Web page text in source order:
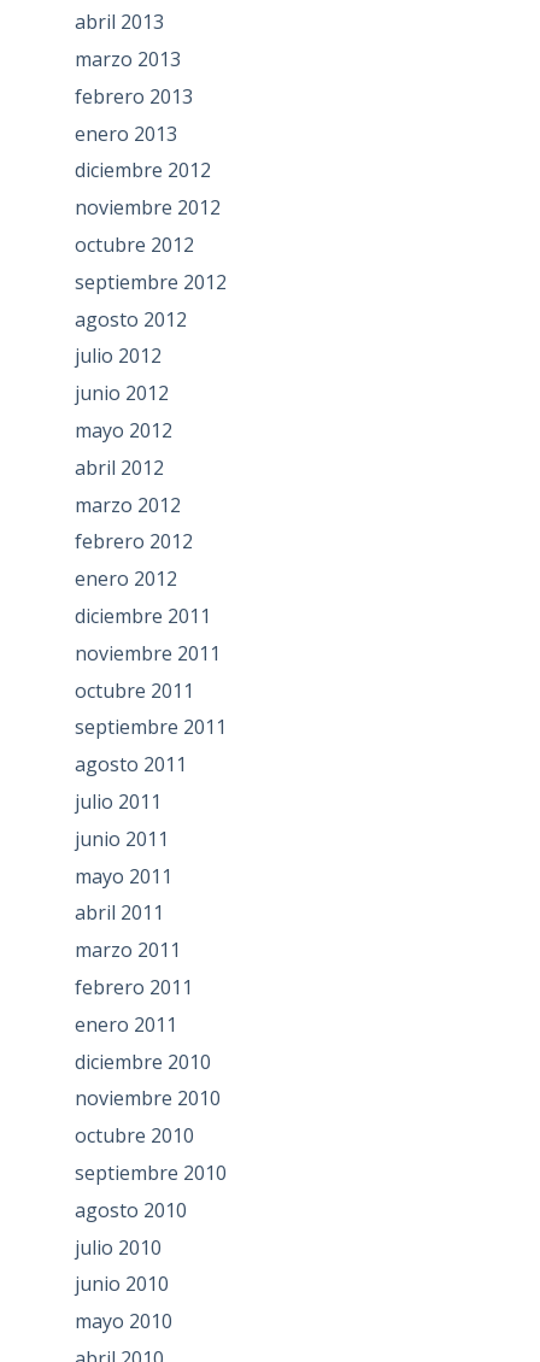
abril 2013
marzo 2013
febrero 2013
enero 2013
diciembre 2012
noviembre 2012
octubre 2012
septiembre 2012
agosto 2012
julio 2012
junio 2012
mayo 2012
abril 2012
marzo 2012
febrero 2012
enero 2012
diciembre 2011
noviembre 2011
octubre 2011
septiembre 2011
agosto 2011
julio 2011
junio 2011
mayo 2011
abril 2011
marzo 2011
febrero 2011
enero 2011
diciembre 2010
noviembre 2010
octubre 2010
septiembre 2010
agosto 2010
julio 2010
junio 2010
mayo 2010